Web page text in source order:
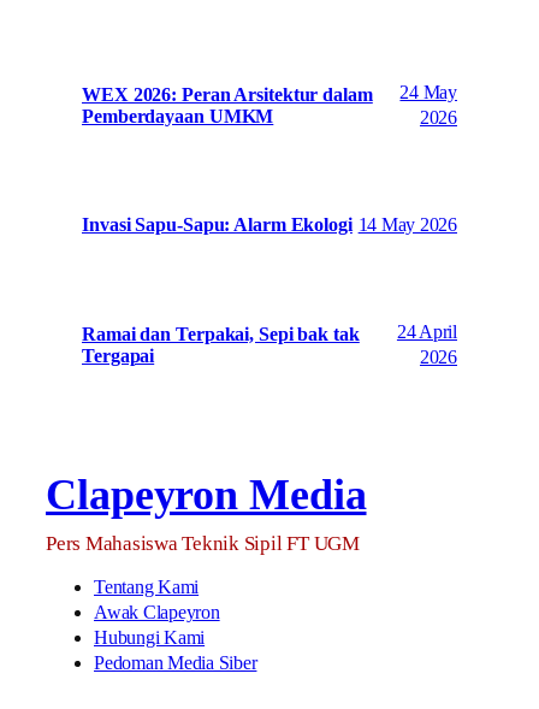
WEX 2026: Peran Arsitektur dalam
Pemberdayaan UMKM
24 May
2026
Invasi Sapu-Sapu: Alarm Ekologi 14 May 2026
Ramai dan Terpakai, Sepi bak tak
Tergapai
24 April
2026
Clapeyron Media
Pers Mahasiswa Teknik Sipil FT UGM
Tentang Kami
Awak Clapeyron
Hubungi Kami
Pedoman Media Siber